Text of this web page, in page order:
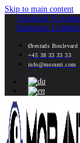
Skip to main content
Facebook X-
Instagram
Ørestads Boulevard
+45 38 33 33 33
info@moranti.com